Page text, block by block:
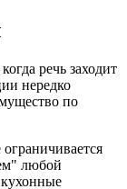
речь заходит
нередко
по
любой